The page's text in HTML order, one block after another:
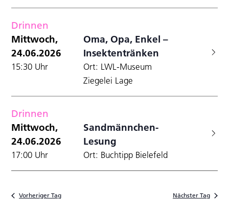
Drinnen
Mittwoch,
24.06.2026
Oma, Opa, Enkel –
Insektentränken
15:30 Uhr
Ort: LWL-Museum
Ziegelei Lage
Drinnen
Mittwoch,
24.06.2026
Sandmännchen-
Lesung
17:00 Uhr Ort: Buchtipp Bielefeld
Vorheriger Tag Nächster Tag